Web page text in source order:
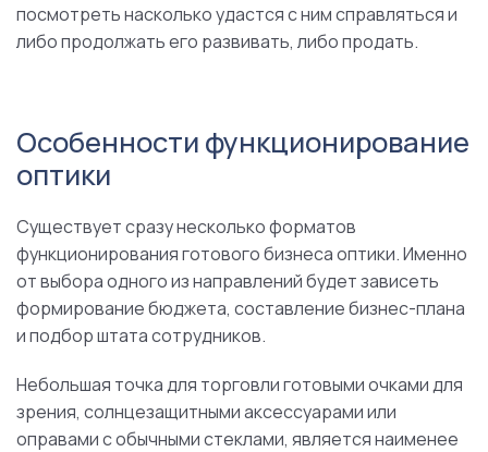
посмотреть насколько удастся с ним справляться и
либо продолжать его развивать, либо продать.
Особенности функционирование
оптики
Существует сразу несколько форматов
функционирования готового бизнеса оптики. Именно
от выбора одного из направлений будет зависеть
формирование бюджета, составление бизнес-плана
и подбор штата сотрудников.
Небольшая точка для торговли готовыми очками для
зрения, солнцезащитными аксессуарами или
оправами с обычными стеклами, является наименее